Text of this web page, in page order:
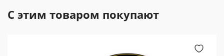
С этим товаром покупают